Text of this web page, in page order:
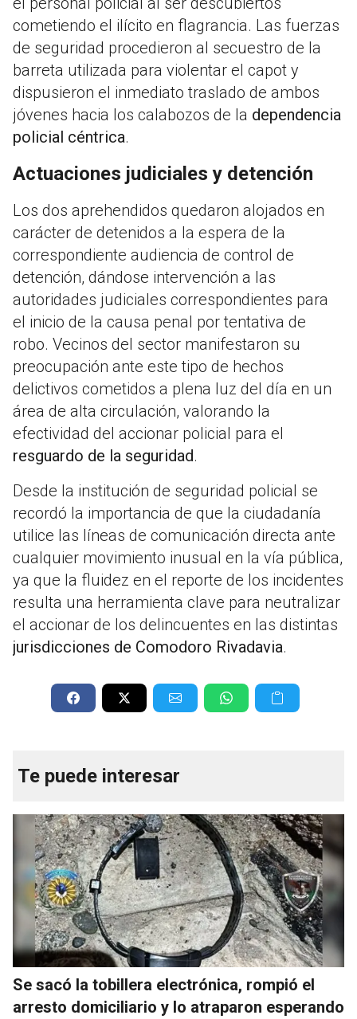
cometiendo el ilícito en flagrancia. Las fuerzas
de seguridad procedieron al secuestro de la
barreta utilizada para violentar el capot y
dispusieron el inmediato traslado de ambos
jóvenes hacia los calabozos de la dependencia
policial céntrica.
Actuaciones judiciales y detención
Los dos aprehendidos quedaron alojados en
carácter de detenidos a la espera de la
correspondiente audiencia de control de
detención, dándose intervención a las
autoridades judiciales correspondientes para
el inicio de la causa penal por tentativa de
robo. Vecinos del sector manifestaron su
preocupación ante este tipo de hechos
delictivos cometidos a plena luz del día en un
área de alta circulación, valorando la
efectividad del accionar policial para el
resguardo de la seguridad.
Desde la institución de seguridad policial se
recordó la importancia de que la ciudadanía
utilice las líneas de comunicación directa ante
cualquier movimiento inusual en la vía pública,
ya que la fluidez en el reporte de los incidentes
resulta una herramienta clave para neutralizar
el accionar de los delincuentes en las distintas
jurisdicciones de Comodoro Rivadavia.
Te puede interesar
Se sacó la tobillera electrónica, rompió el
arresto domiciliario y lo atraparon esperando